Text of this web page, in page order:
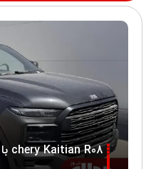
chery Kaitian R08 با برند Rely معرفی شد +تصاویر